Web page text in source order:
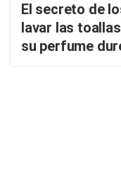
El secreto de
lavar las
su perfume